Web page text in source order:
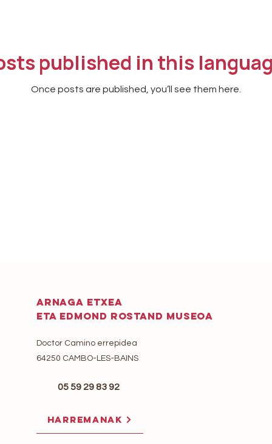
published in this
Once posts are published, you’ll see them here.
ARNAGA ETXEA
ETA EDMOND ROSTAND MUSEOA
Doctor Camino errepidea
64250 CAMBO-LES-BAINS
05 59 29 83 92
HARREMANAK